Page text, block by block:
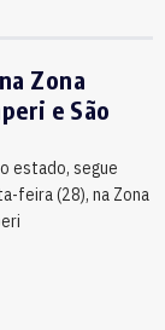
Zona
e São
estado, segue
feira (28), na Zona